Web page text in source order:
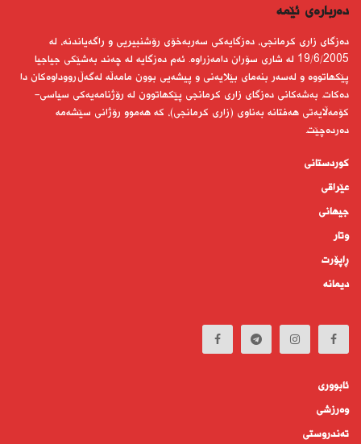
دەربارەى ئێمە
دەزگای زاری كرمانجی، دەزگایەكی سەربەخۆی رۆشنبیریی و راگەیاندنە، لە
19/6/2005 لە شاری سۆران دامەزراوە. ئەم دەزگایە لە چەند بەشێكی جیاجیا
پێكهاتووە و لەسەر بنەمای بێلایەنی و پیشەیی بوون مامەڵە لەگەڵ رووداوەكان دا
دەكات. بەشەكانی دەزگای زاری كرمانجی پێكهاتوون لە رۆژنامەیەكی سیاسی-
كۆمەڵایەتی هەفتانە بەناوی (زاری كرمانجی)، كە هەموو رۆژانی سێشەمە
دەردەچێت.
کوردستانى
عێراقی
جیهانى
وتار
ڕاپۆرت
دیمانە
ئابوورى
وەرزشی
تەندروستى